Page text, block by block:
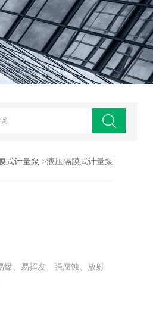
式计量泵 >液压隔膜式计量泵
爆、易挥发、强腐蚀、放射